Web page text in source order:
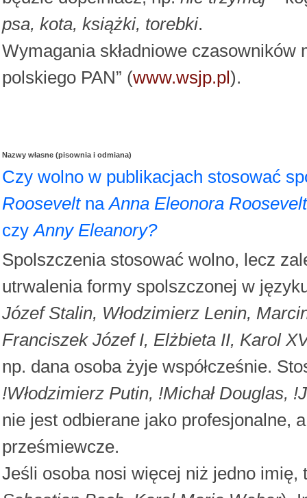
psa, kota, książki, torebki.
Wymagania składniowe czasowników
polskiego PAN” (www.wsjp.pl).
Nazwy własne (pisownia i odmiana)
Czy wolno w publikacjach stosować
RooseveltnaAnna Eleonora Roosevelt
czyAnny Eleanory?
Spolszczenia stosować wolno, lecz
utrwalenia formy spolszczonej w
Józef Stalin, Włodzimierz Lenin,
Franciszek Józef I, Elżbieta II, Karol
np. dana osoba żyje współcześnie.
!Włodzimierz Putin, !Michał Douglas,
nie jest odbierane jako profesjonalne,
prześmiewcze.
Jeśli osoba nosi więcej niż jedno